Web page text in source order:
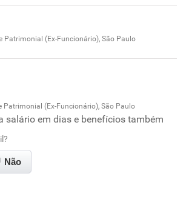
diretoria
vida familiar
empresa
a diretoria
Patrimonial (Ex-Funcionário), São Paulo
promoção
(Ex-Funcionário), São Paulo
salário em dias e benefícios também
Não